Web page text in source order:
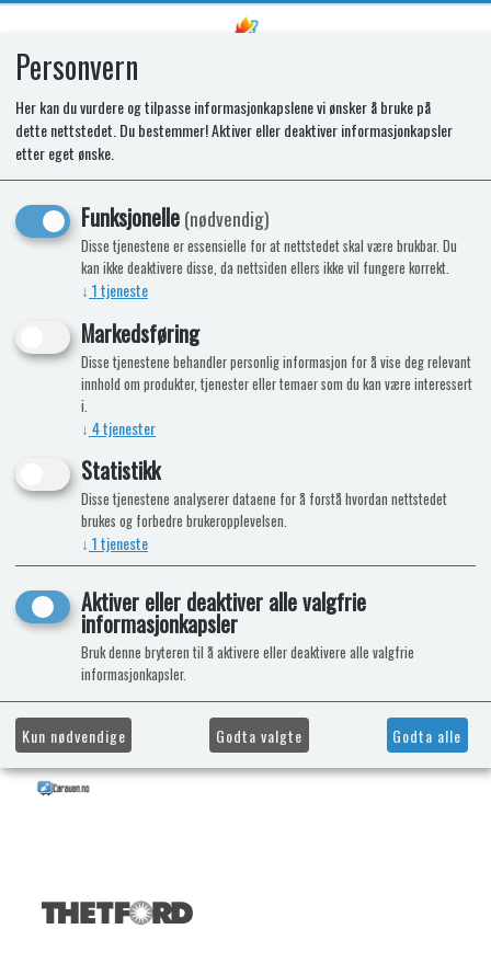
SR HINGE SET
T1090/2090/1152/2152
Personvern
Her kan du vurdere og tilpasse informasjonkapslene vi ønsker å bruke på
dette nettstedet. Du bestemmer! Aktiver eller deaktiver informasjonkapsler
etter eget ønske.
Funksjonelle(nødvendig)
Disse tjenestene er essensielle for at nettstedet skal være brukbar. Du
kan ikke deaktivere disse, da nettsiden ellers ikke vil fungere korrekt.
↓ 1tjeneste
Markedsføring
Disse tjenestene behandler personlig informasjon for å vise deg relevant
innhold om produkter, tjenester eller temaer som du kan være interessert
i.
↓ 4tjenester
Statistikk
Disse tjenestene analyserer dataene for å forstå hvordan nettstedet
brukes og forbedre brukeropplevelsen.
↓ 1tjeneste
Aktiver eller deaktiver alle valgfrie
informasjonkapsler
Bruk denne bryteren til å aktivere eller deaktivere alle valgfrie
informasjonkapsler.
Kun nødvendige Godta valgte Godta alle